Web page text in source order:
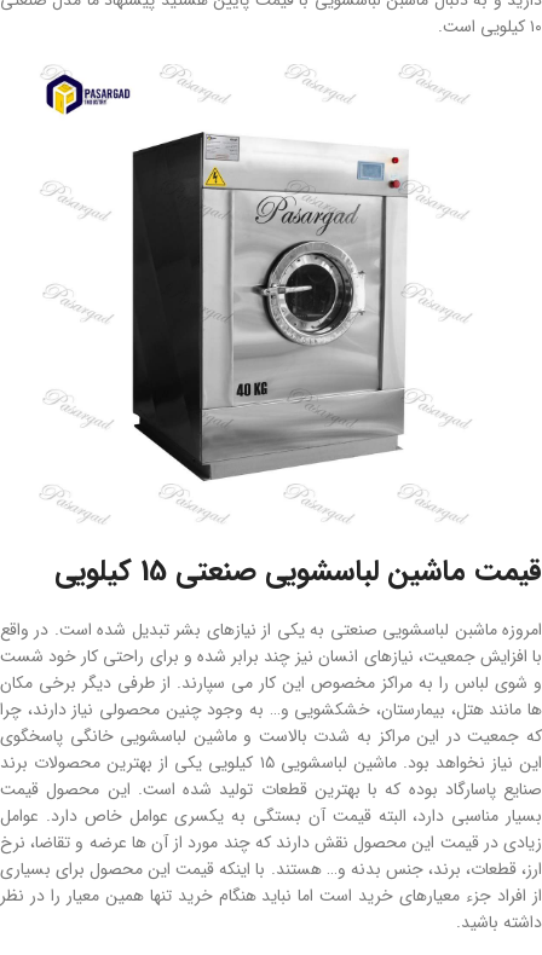
۱۰ کیلویی است.
قیمت ماشین لباسشویی صنعتی 15 کیلویی
امروزه ماشبن لباسشویی صنعتی به یکی از نیازهای بشر تبدیل شده است. در واقع
با افزایش جمعیت، نیازهای انسان نیز چند برابر شده و برای راحتی کار خود شست
و شوی لباس را به مراکز مخصوص این کار می سپارند. از طرفی دیگر برخی مکان
ها مانند هتل، بیمارستان، خشکشویی و… به وجود چنین محصولی نیاز دارند، چرا
که جمعیت در این مراکز به شدت بالاست و ماشین لباسشویی خانگی پاسخگوی
این نیاز نخواهد بود. ماشین لباسشویی ۱۵ کیلویی یکی از بهترین محصولات برند
صنایع پاسارگاد بوده که با بهترین قطعات تولید شده است. این محصول قیمت
بسیار مناسبی دارد، البته قیمت آن بستگی به یکسری عوامل خاص دارد. عوامل
زیادی در قیمت این محصول نقش دارند که چند مورد از آن ها عرضه و تقاضا، نرخ
ارز، قطعات، برند، جنس بدنه و… هستند. با اینکه قیمت این محصول برای بسیاری
از افراد جزء معیارهای خرید است اما نباید هنگام خرید تنها همین معیار را در نظر
داشته باشید.